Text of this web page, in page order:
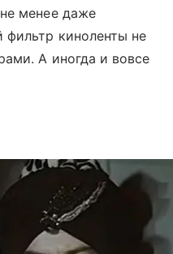
менее даже
фильтр киноленты не
А иногда и вовсе